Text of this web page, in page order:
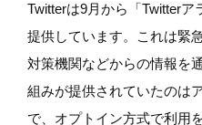
Twitterは9月から「Twitter
提供しています。これは緊
対策機関などからの情報を
組みが提供されていたのは
で、オプトイン方式で利用